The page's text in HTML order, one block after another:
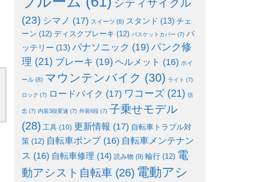
シティサイクル
(23) シマノ (17) スイーツ (8) スタンド (13) チェ
ーン (12) ディスクブレーキ (12) バスケットカバー (7) バ
ッテリー (13) パナソニック (19)パンク修
理 (21) ブレーキ (19) ヘルメット (16) ホイ
ール (8) マウンテンバイク (30) ライト (7)
ロック (7) ロードバイク (17) ワコーズ (21) 信
念 (7) 内装3段変速 (7) 外装6段 (7) 子乗せモデル
(28) 工具 (10) 更新情報 (17) 自転車トラブル対
策 (12) 自転車ポンプ(16) 自転車メンテナン
ス (16) 自転車修理 (14) 読み物 (9) 輪行 (12) 電
動アシスト自転車 (26) 電動アシ